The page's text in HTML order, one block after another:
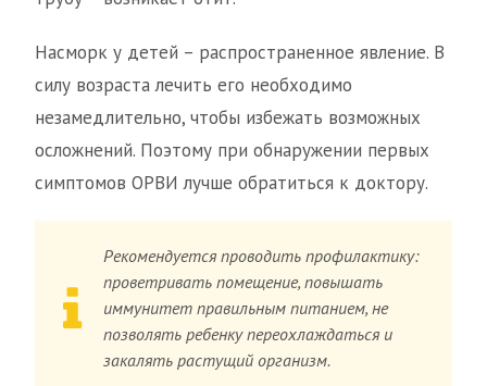
Насморк у детей – распространенное явление. В
силу возраста лечить его необходимо
незамедлительно, чтобы избежать возможных
осложнений. Поэтому при обнаружении первых
симптомов ОРВИ лучше обратиться к доктору.
Рекомендуется проводить профилактику:
проветривать помещение, повышать
иммунитет правильным питанием, не
позволять ребенку переохлаждаться и
закалять растущий организм.